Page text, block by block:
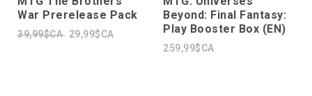
War Prerelease Pack
39,99$CA 29,99$CA
Beyond: Final Fantasy:
Play Booster Box (EN)
259,99$CA